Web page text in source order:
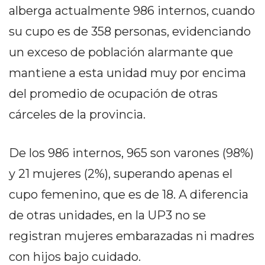
TÉRMINOS
Y
CONDICIONES
PRIVACIDAD
MAPA
DIARIO
TAPA
DEL
alberga actualmente 986 internos, cuando
su cupo es de 358 personas, evidenciando
un exceso de población alarmante que
mantiene a esta unidad muy por encima
del promedio de ocupación de otras
cárceles de la provincia.
De los 986 internos, 965 son varones (98%)
y 21 mujeres (2%), superando apenas el
cupo femenino, que es de 18. A diferencia
de otras unidades, en la UP3 no se
registran mujeres embarazadas ni madres
con hijos bajo cuidado.